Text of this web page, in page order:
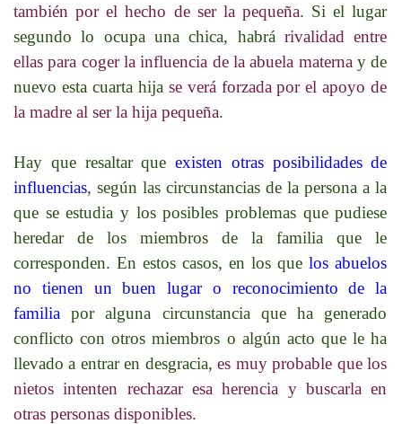
también por el hecho de ser la pequeña. Si el lugar
segundo lo ocupa una chica, habrá rivalidad entre
ellas para coger la influencia de la abuela materna y de
nuevo esta cuarta hija se verá forzada por el apoyo de
la madre al ser la hija pequeña.
Hay que resaltar que existen otras posibilidades de
influencias, según las circunstancias de la persona a la
que se estudia y los posibles problemas que pudiese
heredar de los miembros de la familia que le
corresponden. En estos casos, en los quelos abuelos
no tienen un buen lugar o reconocimiento de la
familia por alguna circunstancia que ha generado
conflicto con otros miembros o algún acto que le ha
llevado a entrar en desgracia,es muy probable que los
nietos intenten rechazar esa herencia y buscarla en
otras personas disponibles.